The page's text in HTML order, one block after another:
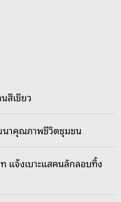
สีเขียว
าคุณภาพชีวิตชุมชน
แจ้งเบาะแสคนลักลอบทิ้ง